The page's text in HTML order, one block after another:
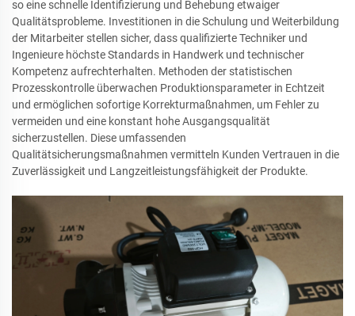
so eine schnelle Identifizierung und Behebung etwaiger
Qualitätsprobleme. Investitionen in die Schulung und Weiterbildung
der Mitarbeiter stellen sicher, dass qualifizierte Techniker und
Ingenieure höchste Standards in Handwerk und technischer
Kompetenz aufrechterhalten. Methoden der statistischen
Prozesskontrolle überwachen Produktionsparameter in Echtzeit
und ermöglichen sofortige Korrekturmaßnahmen, um Fehler zu
vermeiden und eine konstant hohe Ausgangsqualität
sicherzustellen. Diese umfassenden
Qualitätsicherungsmaßnahmen vermitteln Kunden Vertrauen in die
Zuverlässigkeit und Langzeitleistungsfähigkeit der Produkte.